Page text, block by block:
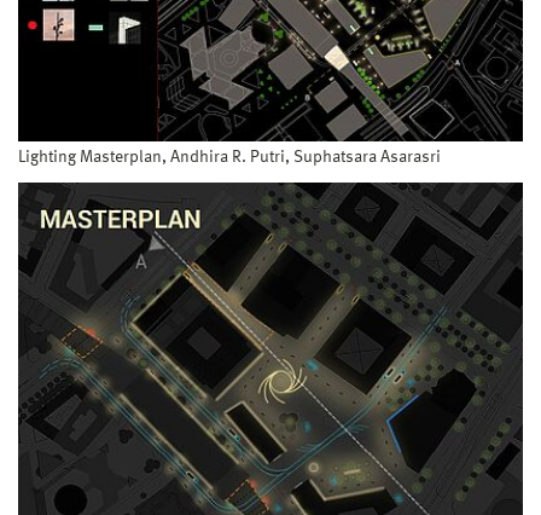
Lighting Masterplan, Andhira R. Putri, Suphatsara Asarasri